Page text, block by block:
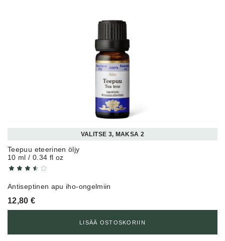
VALITSE 3, MAKSA 2
Teepuu eteerinen öljy
10 ml / 0.34 fl oz
Antiseptinen apu iho-ongelmiin
12,80€
LISÄÄ OSTOSKORIIN